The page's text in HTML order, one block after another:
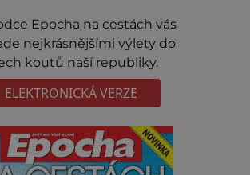
Epocha na cestách vás
nejkrásnějšími výlety do
koutů naší republiky.
ELEKTRONICKÁ VERZE